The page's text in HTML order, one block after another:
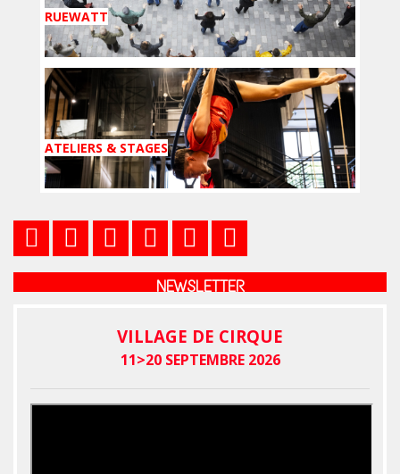
RUEWATT
ATELIERS & STAGES
NEWSLETTER
VILLAGE DE CIRQUE
11>20 SEPTEMBRE 2026